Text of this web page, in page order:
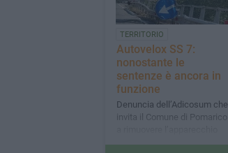
TERRITORIO
Autovelox SS 7:
nonostante le
sentenze è ancora in
funzione
Denuncia dell’Adicosum che
invita il Comune di Pomarico